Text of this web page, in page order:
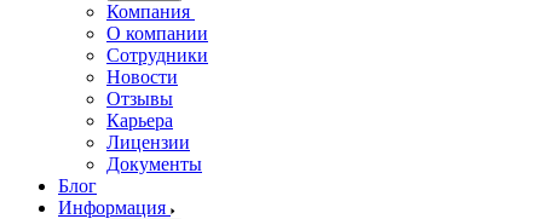
Компания
О компании
Сотрудники
Новости
Отзывы
Карьера
Лицензии
Документы
Блог
Информация